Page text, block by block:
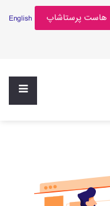
هاست پرستاشاپ English